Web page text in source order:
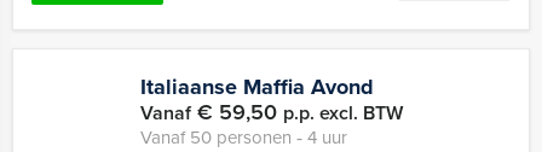
Italiaanse Maffia Avond
Vanaf€ 59,50 p.p. excl. BTW
Vanaf 50 personen ‐ 4 uur